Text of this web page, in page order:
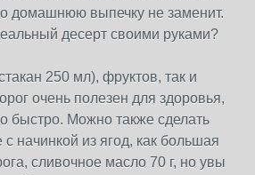
домашнюю выпечку не заменит.
десерт своими руками?
250 мл), фруктов, так и
очень полезен для здоровья,
быстро. Можно также сделать
начинкой из ягод, как большая
сливочное масло 70 г, но увы